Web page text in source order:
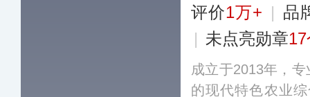
评价1万+ | 品
| 未点亮勋章
成立于2013年，
的现代特色农业